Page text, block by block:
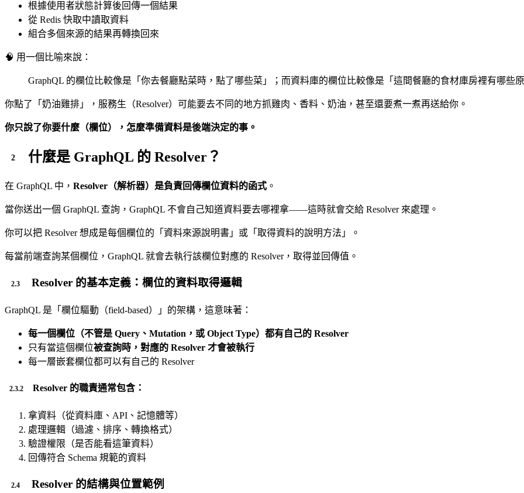
根據使用者狀態計算後回傳一個結果
從 Redis 快取中讀取資料
組合多個來源的結果再轉換回來
🧠 用一個比喻來說：
GraphQL 的欄位比較像是「你去餐廳點菜時，點了哪些菜」；而資料庫的欄位比較像是「這間餐廳的食材庫房裡有哪些
你點了「奶油雞排」，服務生（Resolver）可能要去不同的地方抓雞肉、香料、奶油，甚至還要煮一煮再送給你。
你只說了你要什麼（欄位），怎麼準備資料是後端決定的事。
什麼是 GraphQL 的 Resolver？
在 GraphQL 中， Resolver（解析器）是負責回傳欄位資料的函式 。
當你送出一個 GraphQL 查詢，GraphQL 不會自己知道資料要去哪裡拿——這時就會交給 Resolver 來處理。
你可以把 Resolver 想成是每個欄位的「資料來源說明書」或「取得資料的說明方法」。
每當前端查詢某個欄位，GraphQL 就會去執行該欄位對應的 Resolver，取得並回傳值。
Resolver 的基本定義：欄位的資料取得邏輯
GraphQL 是「欄位驅動（field-based）」的架構，這意味著：
每一個欄位（不管是 Query、Mutation，或 Object Type）都有自己的 Resolver
只有當這個欄位被查詢時，對應的 Resolver 才會被執行
每一層嵌套欄位都可以有自己的 Resolver
Resolver 的職責通常包含：
拿資料（從資料庫、API、記憶體等）
處理邏輯（過濾、排序、轉換格式）
驗證權限（是否能看這筆資料）
回傳符合 Schema 規範的資料
Resolver 的結構與位置範例